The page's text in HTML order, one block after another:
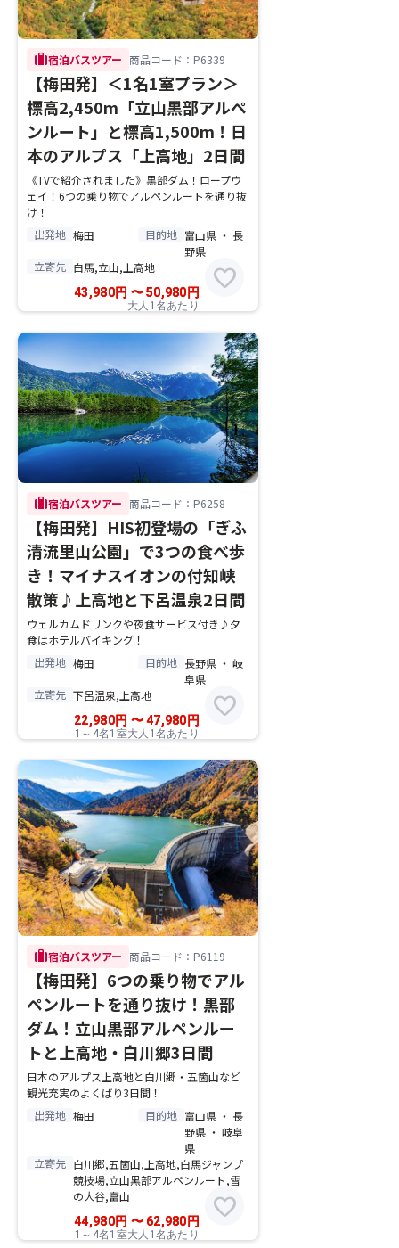
trip宿泊バスツアー 商品コード：P6339
【梅田発】＜1名1室プラン＞
標高2,450m「立山黒部アルペ
ンルート」と標高1,500m！日
本のアルプス「上高地」2日間
《TVで紹介されました》黒部ダム！ロープウ
ェイ！6つの乗り物でアルペンルートを通り抜
け！
出発地 梅田 目的地 富山県 ・ 長
野県
立寄先 白馬,立山,上高地
43,980円 〜50,980 円
大人1名あたり
favorite
trip宿泊バスツアー 商品コード：P6258
【梅田発】HIS初登場の「ぎふ
清流里山公園」で3つの食べ歩
き！マイナスイオンの付知峡
散策♪上高地と下呂温泉2日間
ウェルカムドリンクや夜食サービス付き♪夕
食はホテルバイキング！
出発地 梅田 目的地 長野県 ・ 岐
阜県
立寄先 下呂温泉,上高地
22,980円 〜47,980 円
1～4名1室大人1名あたり
favorite
trip宿泊バスツアー 商品コード：P6119
【梅田発】6つの乗り物でアル
ペンルートを通り抜け！黒部
ダム！立山黒部アルペンルー
トと上高地・白川郷3日間
日本のアルプス上高地と白川郷・五箇山など
観光充実のよくばり3日間！
出発地 梅田 目的地 富山県 ・ 長
野県 ・ 岐阜
県
立寄先 白川郷,五箇山,上高地,白馬ジャンプ
競技場,立山黒部アルペンルート,雪
の大谷,富山
44,980円 〜62,980 円
1～4名1室大人1名あたり
favorite